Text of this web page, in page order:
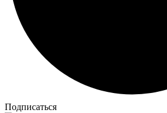
Подписаться